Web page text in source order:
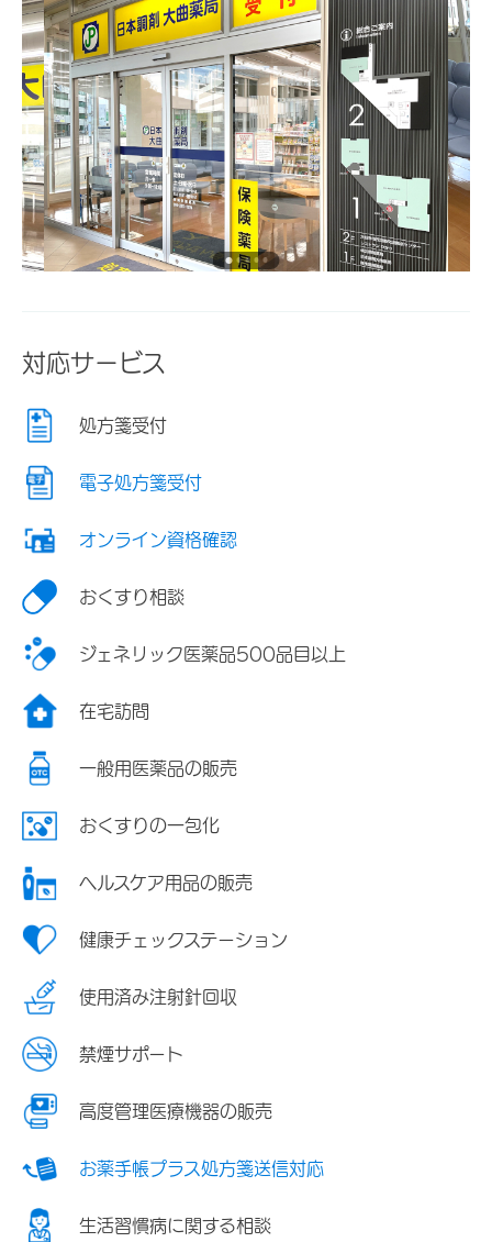
対応サービス
処方箋受付
電子処方箋受付
オンライン資格確認
おくすり相談
ジェネリック医薬品500品目以上
在宅訪問
一般用医薬品の販売
おくすりの一包化
ヘルスケア用品の販売
健康チェックステーション
使用済み注射針回収
禁煙サポート
高度管理医療機器の販売
お薬手帳プラス処方箋送信対応
生活習慣病に関する相談